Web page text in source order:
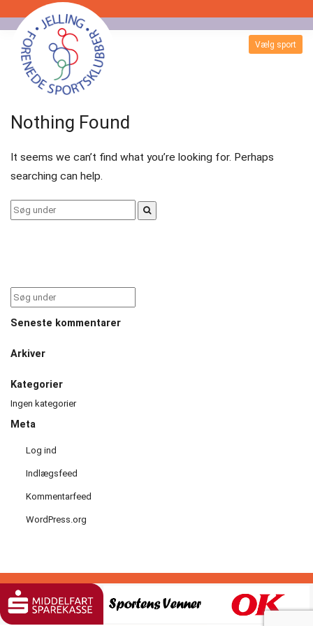
Badminton
Bordtennis
Esport
Fitness
Gymnastik
Håndbold
Idræt
i
dagtimerne
Motionscykling
Padel
tennis
Vælg sport
Skip
content
Nothing Found
It seems we can’t find what you’re looking for. Perhaps
searching can help.
Search
for:
Search
for:
Seneste kommentarer
Arkiver
Kategorier
Ingen kategorier
Meta
Log ind
Indlægsfeed
Kommentarfeed
WordPress.org